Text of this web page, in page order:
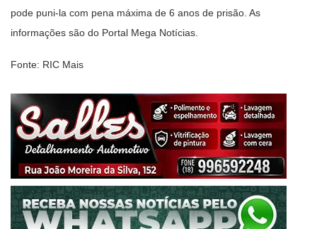
pode puni-la com pena máxima de 6 anos de prisão. As
informações são do Portal Mega Notícias.
Fonte: RIC Mais